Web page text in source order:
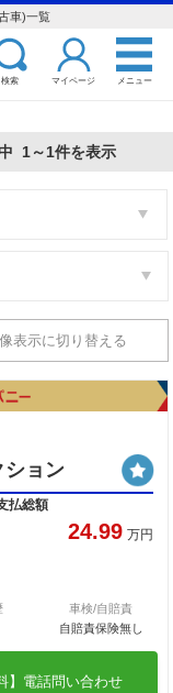
車)一覧
検索 マイページ メニュー
1～1件を表示
表示に切り替える
ョン
払総額
24.99 万円
車検/自賠責
自賠責保険無し
】電話問い合わせ